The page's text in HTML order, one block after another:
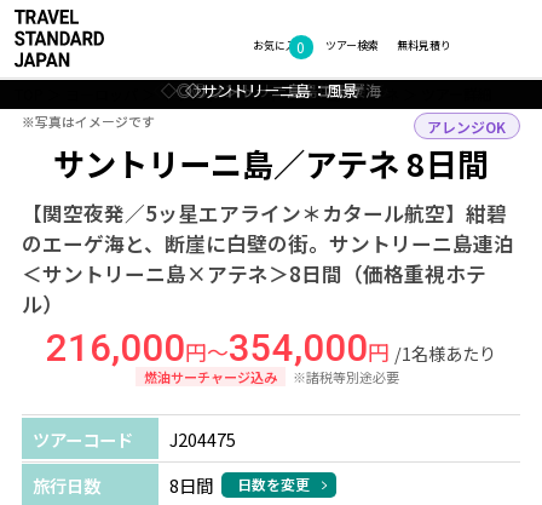
お気に入り
0 無料見積り
ツアー検索
ギリシャ サントリーニ島・アテネ
サントリーニ島／アテネ 8日間
【関空夜発／5ッ星エアライン＊カタール航空】紺碧
のエーゲ海と、断崖に白壁の街。サントリーニ島連泊
＜サントリーニ島×アテネ＞8日間（価格重視ホテ
ル）
アレンジOK
216,000円～354,000円 /1名様あたり
燃油サーチャージ込み ※諸税等別途必要
◇◎アテネ：プラカ地区の街並み
◇◎サントリーニ：街並み
◇◎サントリーニ島：風景
◇◎サントリーニ島：エーゲ海
◇サントリーニ島：風景
フォトギャラリー
※写真はイメージです
※写真はイメージです
ツアーコード
J204475
旅行日数
8日間 日数を変更